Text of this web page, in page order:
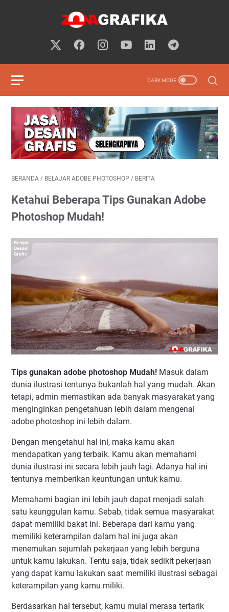
BERANDA / BELAJAR ADOBE PHOTOSHOP / BERITA
Ketahui Beberapa Tips Gunakan Adobe
Photoshop Mudah!
Tips gunakan adobe photoshop Mudah! Masuk dalam
dunia ilustrasi tentunya bukanlah hal yang mudah. Akan
tetapi, admin memastikan ada banyak masyarakat yang
menginginkan pengetahuan lebih dalam mengenai
adobe photoshop ini lebih dalam.
Dengan mengetahui hal ini, maka kamu akan
mendapatkan yang terbaik. Kamu akan memahami
dunia ilustrasi ini secara lebih jauh lagi. Adanya hal ini
tentunya memberikan keuntungan untuk kamu.
Memahami bagian ini lebih jauh dapat menjadi salah
satu keunggulan kamu. Sebab, tidak semua masyarakat
dapat memiliki bakat ini. Beberapa dari kamu yang
memiliki keterampilan dalam hal ini juga akan
menemukan sejumlah pekerjaan yang lebih berguna
untuk kamu lakukan. Tentu saja, tidak sedikit pekerjaan
yang dapat kamu lakukan saat memiliki ilustrasi sebagai
keterampilan yang kamu miliki.
Berdasarkan hal tersebut, kamu mulai merasa tertarik